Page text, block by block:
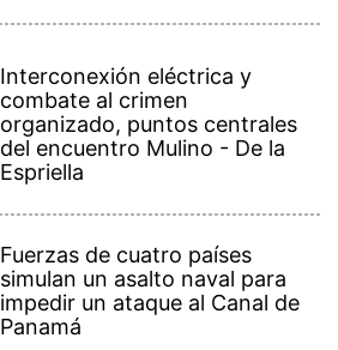
Interconexión eléctrica y
combate al crimen
organizado, puntos centrales
del encuentro Mulino - De la
Espriella
Fuerzas de cuatro países
simulan un asalto naval para
impedir un ataque al Canal de
Panamá